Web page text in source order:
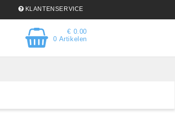
KLANTENSERVICE
€ 0.00
0 Artikelen